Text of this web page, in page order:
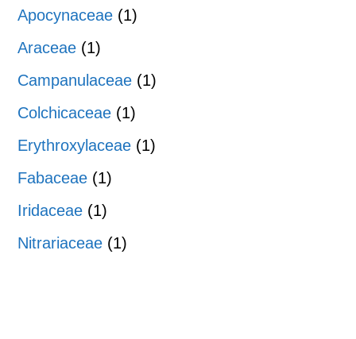
Apocynaceae (1)
Araceae (1)
Campanulaceae (1)
Colchicaceae (1)
Erythroxylaceae (1)
Fabaceae (1)
Iridaceae (1)
Nitrariaceae (1)